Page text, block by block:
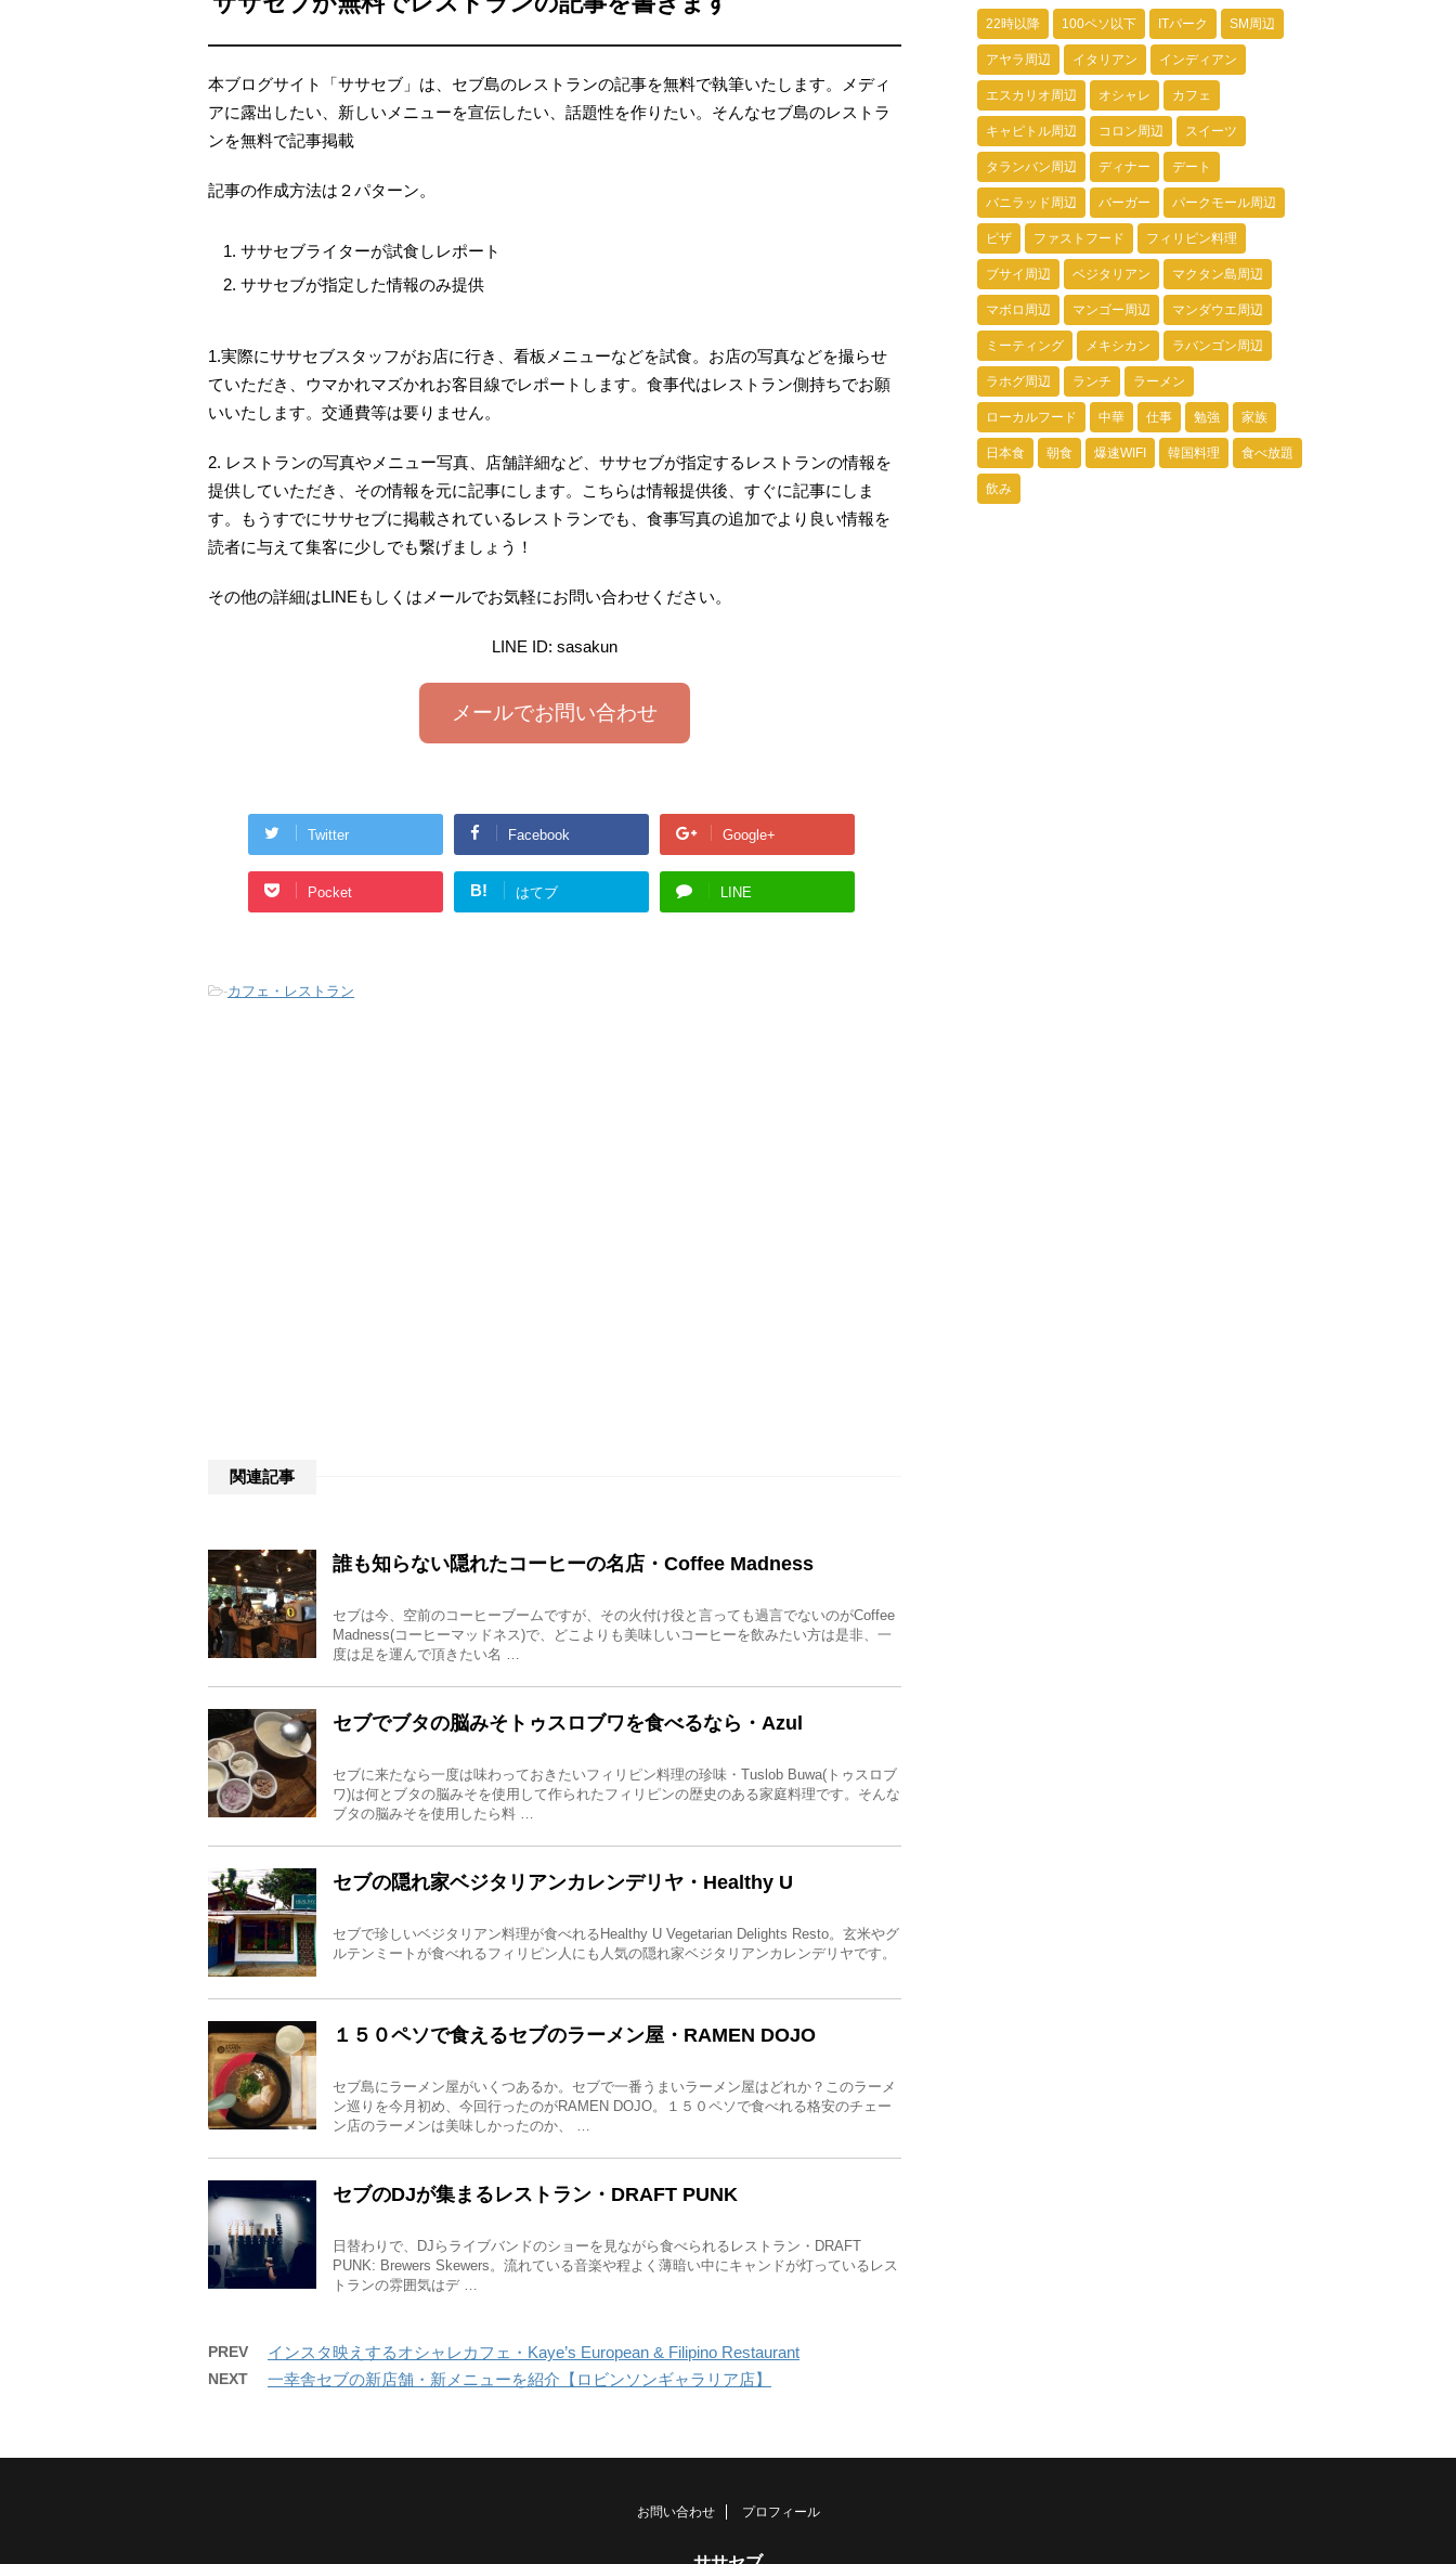
本ブログサイト「ササセブ」は、セブ島のレストランの記事を無料で執筆いたします。メディ
アに露出したい、新しいメニューを宣伝したい、話題性を作りたい。そんなセブ島のレストラ
ンを無料で記事掲載
記事の作成方法は２パターン。
ササセブライターが試食しレポート
ササセブが指定した情報のみ提供
1.実際にササセブスタッフがお店に行き、看板メニューなどを試食。お店の写真などを撮らせ
ていただき、ウマかれマズかれお客目線でレポートします。食事代はレストラン側持ちでお願
いいたします。交通費等は要りません。
2. レストランの写真やメニュー写真、店舗詳細など、ササセブが指定するレストランの情報を
提供していただき、その情報を元に記事にします。こちらは情報提供後、すぐに記事にしま
す。もうすでにササセブに掲載されているレストランでも、食事写真の追加でより良い情報を
読者に与えて集客に少しでも繋げましょう！
その他の詳細はLINEもしくはメールでお気軽にお問い合わせください。
LINE ID: sasakun
メールでお問い合わせ
Twitter Facebook Google+
Pocket B! はてブ LINE
-カフェ・レストラン
関連記事
誰も知らない隠れたコーヒーの名店・Coffee Madness
セブは今、空前のコーヒーブームですが、その火付け役と言っても過言でないのがCoffee
Madness(コーヒーマッドネス)で、どこよりも美味しいコーヒーを飲みたい方は是非、一
度は足を運んで頂きたい名 …
セブでブタの脳みそトゥスロブワを食べるなら・Azul
セブに来たなら一度は味わっておきたいフィリピン料理の珍味・Tuslob Buwa(トゥスロブ
ワ)は何とブタの脳みそを使用して作られたフィリピンの歴史のある家庭料理です。そんな
ブタの脳みそを使用したら料 …
セブの隠れ家ベジタリアンカレンデリヤ・Healthy U
セブで珍しいベジタリアン料理が食べれるHealthy U Vegetarian Delights Resto。玄米やグ
ルテンミートが食べれるフィリピン人にも人気の隠れ家ベジタリアンカレンデリヤです。
１５０ペソで食えるセブのラーメン屋・RAMEN DOJO
セブ島にラーメン屋がいくつあるか。セブで一番うまいラーメン屋はどれか？このラーメ
ン巡りを今月初め、今回行ったのがRAMEN DOJO。１５０ペソで食べれる格安のチェー
ン店のラーメンは美味しかったのか、 …
セブのDJが集まるレストラン・DRAFT PUNK
日替わりで、DJらライブバンドのショーを見ながら食べられるレストラン・DRAFT
PUNK: Brewers Skewers。流れている音楽や程よく薄暗い中にキャンドが灯っているレス
トランの雰囲気はデ …
PREV インスタ映えするオシャレカフェ・Kaye’s European & Filipino Restaurant
NEXT 一幸舎セブの新店舗・新メニューを紹介【ロビンソンギャラリア店】
22時以降 100ペソ以下 ITパーク SM周辺
アヤラ周辺 イタリアン インディアン
エスカリオ周辺 オシャレ カフェ
キャピトル周辺 コロン周辺 スイーツ
タランバン周辺 ディナー デート
バニラッド周辺 バーガー パークモール周辺
ピザ ファストフード フィリピン料理
ブサイ周辺 ベジタリアン マクタン島周辺
マボロ周辺 マンゴー周辺 マンダウエ周辺
ミーティング メキシカン ラバンゴン周辺
ラホグ周辺 ランチ ラーメン
ローカルフード 中華 仕事 勉強 家族
日本食 朝食 爆速WIFI 韓国料理 食べ放題
飲み
お問い合わせ プロフィール